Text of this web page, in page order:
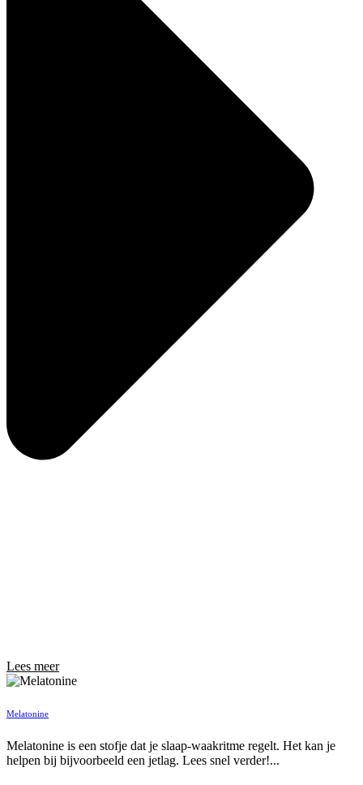
Lees meer
Melatonine
Melatonine is een stofje dat je slaap-waakritme regelt. Het kan je
helpen bij bijvoorbeeld een jetlag. Lees snel verder!...